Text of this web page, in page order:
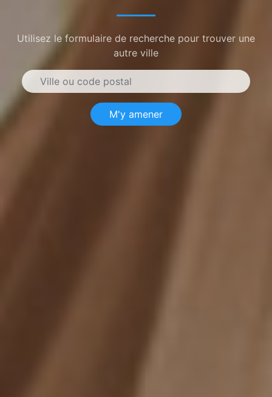
Utilisez le formulaire de recherche pour trouver une
autre ville
M'y amener